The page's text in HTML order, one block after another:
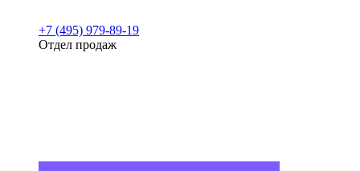
+7 (495) 979-89-19
Отдел продаж